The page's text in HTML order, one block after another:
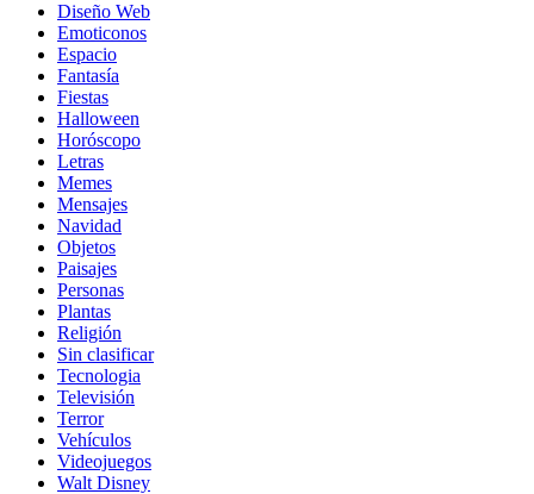
Diseño Web
Emoticonos
Espacio
Fantasía
Fiestas
Halloween
Horóscopo
Letras
Memes
Mensajes
Navidad
Objetos
Paisajes
Personas
Plantas
Religión
Sin clasificar
Tecnologia
Televisión
Terror
Vehículos
Videojuegos
Walt Disney